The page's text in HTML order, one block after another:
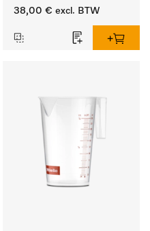
38,00 € excl. BTW